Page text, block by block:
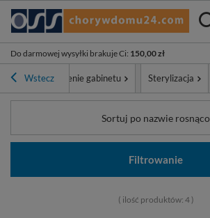
Do darmowej wysyłki brakuje Ci: 150,00 zł
Wstecz
Wyposażenie gabinetu Sterylizacja
Sortuj po nazwie rosnąco
Filtrowanie
( ilość produktów: 4)